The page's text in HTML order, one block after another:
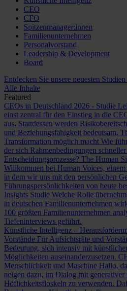
CEO
CFO
Spitzenmanager:innen
Familienunternehmen
Personalvorstand
Leadership & Development
Board
Entdecken Sie unsere neuesten
Alle Inhalte
Featured
CEOs in Deutschland 2026 - Studie
einst zentral für den Einstieg in die
aus. Stattdessen werden
und Beziehungsfähigkeit bedeutsam.
Transformation möglich macht Wie
der sich Rahmenbedingungen
Entscheidungsprozesse? The Human
Willkommen bei Human Voices,
in dem wir uns mit den persönlichen
Führungspersönlichkeiten von heute
Insights Studie Welche Rolle
in deutschen Familienunternehmen
100 größten Familienunternehmen
Tiefeninterviews geführt.
Künstliche Intelligenz –
Vorstände Für Aufsichtsräte und
Bedeutung, sich intensiv mit
Möglichkeiten auseinanderzusetzen.
Menschlichkeit und Maschine Hallo,
neigen dazu, im Dialog mit
Höflichkeitsfloskeln zu verwenden.